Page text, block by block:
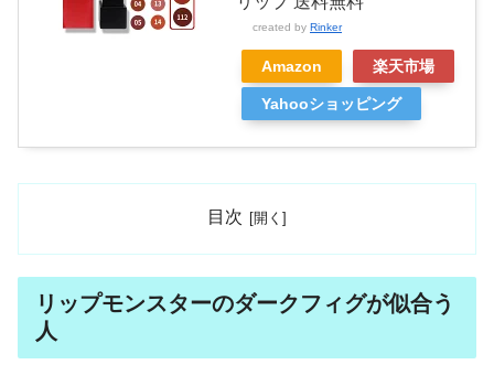
created by Rinker
Amazon 楽天市場
Yahooショッピング
目次
リップモンスターのダークフィグが似合う
人